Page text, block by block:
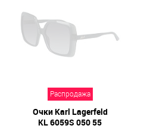
Распродажа
Очки Karl Lagerfeld
KL 6059S 050 55